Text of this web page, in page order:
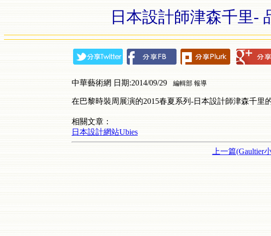
日本設計師津森千里-
中華藝術網 日期:2014/09/29 編輯部 報導
在巴黎時裝周展演的2015春夏系列-日本設計師津森千里
相關文章：
日本設計網站Ubies
上一篇(Gaultier